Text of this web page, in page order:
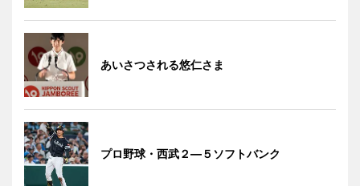
あいさつされる悠仁さま
プロ野球・西武２―５ソフトバンク